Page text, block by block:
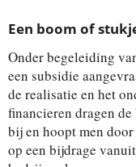
Een boom of
Onder begeleiding
een subsidie
de realisatie en het
financieren dragen
bij en hoopt men door
op een bijdrage